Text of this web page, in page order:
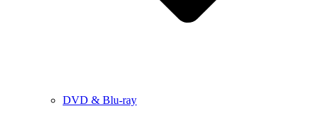
DVD & Blu-ray